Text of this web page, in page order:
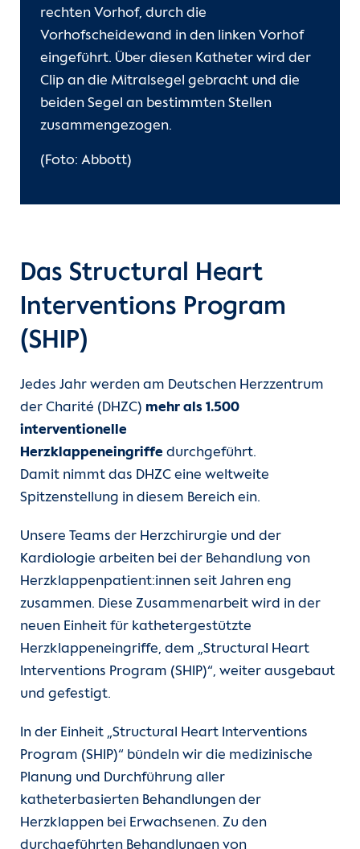
rechten Vorhof, durch die
Vorhofscheidewand in den linken Vorhof
eingeführt. Über diesen Katheter wird der
Clip an die Mitralsegel gebracht und die
beiden Segel an bestimmten Stellen
zusammengezogen.
(Foto: Abbott)
Das Structural Heart
Interventions Program
(SHIP)
Jedes Jahr werden am Deutschen Herzzentrum
der Charité (DHZC) mehr als 1.500
interventionelle
Herzklappeneingriffe durchgeführt.
Damit nimmt das DHZC eine weltweite
Spitzenstellung in diesem Bereich ein.
Unsere Teams der Herzchirurgie und der
Kardiologie arbeiten bei der Behandlung von
Herzklappenpatient:innen seit Jahren eng
zusammen. Diese Zusammenarbeit wird in der
neuen Einheit für kathetergestützte
Herzklappeneingriffe, dem „Structural Heart
Interventions Program (SHIP)“, weiter ausgebaut
und gefestigt.
In der Einheit „Structural Heart Interventions
Program (SHIP)“ bündeln wir die medizinische
Planung und Durchführung aller
katheterbasierten Behandlungen der
Herzklappen bei Erwachsenen. Zu den
durchgeführten Behandlungen von